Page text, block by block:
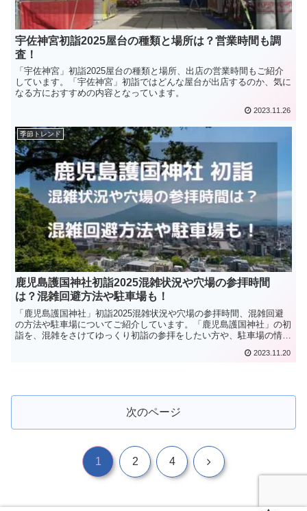
宇佐神宮初詣2025屋台の種類と場所は？営業時間も調
査！
「宇佐神宮」初詣2025屋台の種類と場所、出店の営業時間もご紹介
しています。「宇佐神宮」初詣ではどんな屋台が出店するのか、気に
なる方におすすめの内容となっています。
2023.11.26
季節トレンド
鹿児島護国神社初詣2025混雑状況や穴場の参拝時間
は？混雑回避方法や駐車場も！
「鹿児島護国神社」初詣2025混雑状況や穴場の参拝時間、混雑回避
の方法や駐車場についてご紹介しています。「鹿児島護国神社」の初
詣を、混雑をさけてゆっくり初詣の参拝をしたい方や、駐車場の情報
2023.11.20
次のページ
1 2 4 次